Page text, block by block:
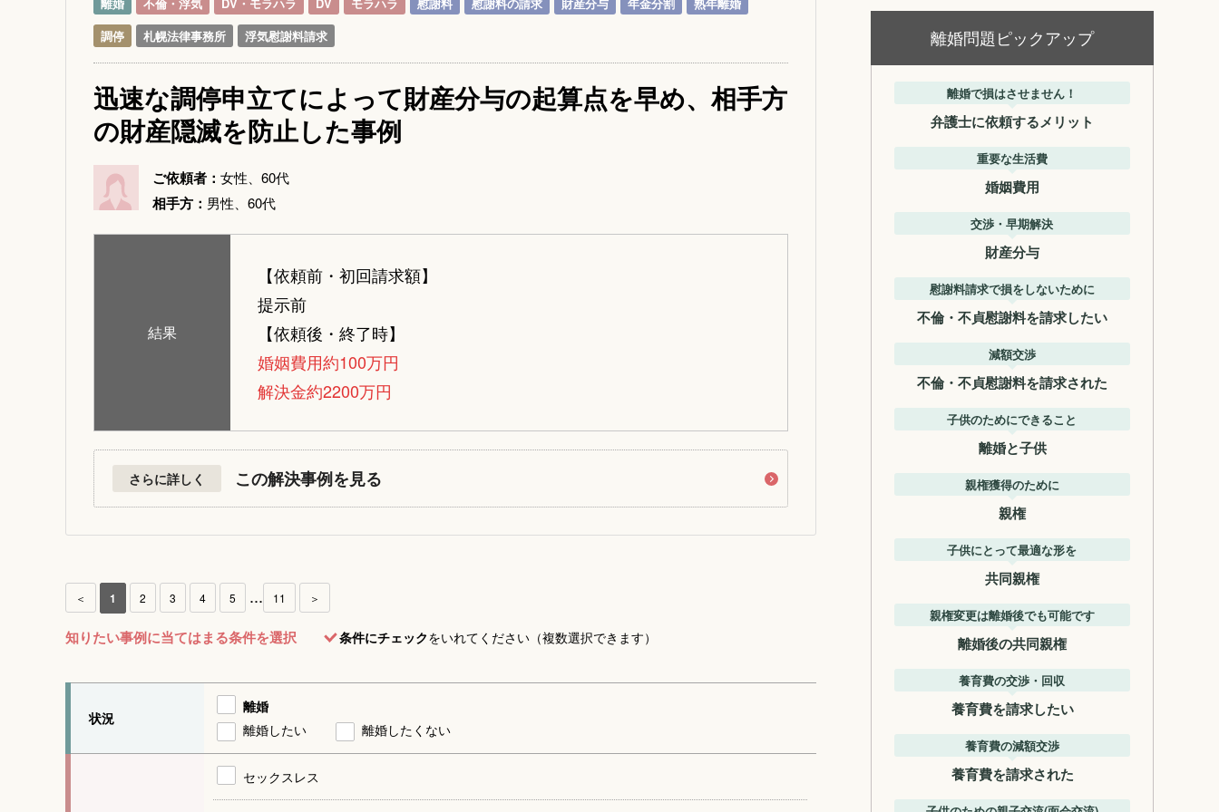
調停
札幌法律事務所 浮気慰謝料請求
迅速な調停申立てによって財産分与の起算点を早め、相手方
の財産隠滅を防止した事例
ご依頼者： 女性、60代
相手方： 男性、60代
結果
【依頼前・初回請求額】
提示前
【依頼後・終了時】
婚姻費用約100万円
解決金約2200万円
さらに詳しく この解決事例を見る
＜ 1 2 3 4 5 ... 11 ＞
知りたい事例に当てはまる条件を選択 条件にチェックをいれてください（複数選択できます）
状況
離婚
離婚したい
離婚したくない
セックスレス
離婚問題ピックアップ
離婚で損はさせません！
弁護士に依頼するメリット
重要な生活費
婚姻費用
交渉・早期解決
財産分与
慰謝料請求で損をしないために
不倫・不貞慰謝料を請求したい
減額交渉
不倫・不貞慰謝料を請求された
子供のためにできること
離婚と子供
親権獲得のために
親権
子供にとって最適な形を
共同親権
親権変更は離婚後でも可能です
離婚後の共同親権
養育費の交渉・回収
養育費を請求したい
養育費の減額交渉
養育費を請求された